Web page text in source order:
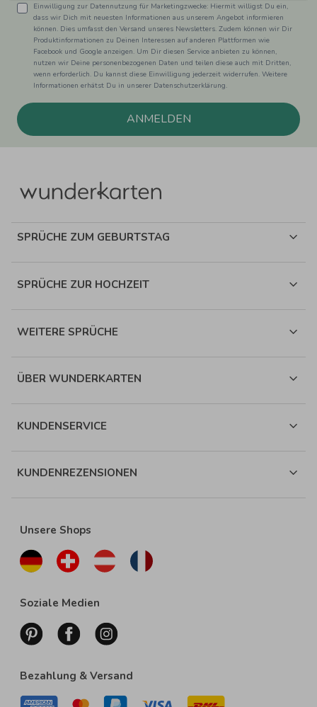
Einwilligung zur Datennutzung für Marketingzwecke: Hiermit willigst Du ein,
dass wir Dich mit neuesten Informationen aus unserem Angebot informieren
können. Dies umfasst den Versand unseres Newsletters. Zudem können wir Dir
Produktinformationen zu Deinen Interessen auf anderen Plattformen wie
Facebook und Google anzeigen. Um Dir diesen Service anbieten zu können,
nutzen wir Deine personenbezogenen Daten und teilen diese auch mit Dritten,
wenn erforderlich. Du kannst diese Einwilligung jederzeit widerrufen. Weitere
Informationen erhätst Du in unserer Datenschutzerklärung.
ANMELDEN
SPRÜCHE ZUM GEBURTSTAG
SPRÜCHE ZUR HOCHZEIT
WEITERE SPRÜCHE
ÜBER WUNDERKARTEN
KUNDENSERVICE
KUNDENREZENSIONEN
Unsere Shops
Soziale Medien
Bezahlung & Versand